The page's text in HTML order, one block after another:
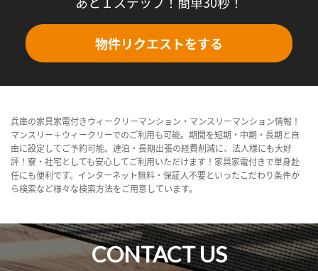
物件リクエストをする
兵庫の家具家電付きウィークリーマンション・マンスリーマンション情報！
マンスリー＋ウィークリーでのご利用も可能。期間を短期・中期・長期と自
由に設定してご予約可能。連泊・長期出張の経費削減に、法人様にも大好
評！寮・社宅としても安心してご利用いただけます！家具家電付きで単身赴
任にも便利です。インターネット無料・保証人不要といったこだわり条件か
ら検索など様々な検索方法をご用意しています。
CONTACT US